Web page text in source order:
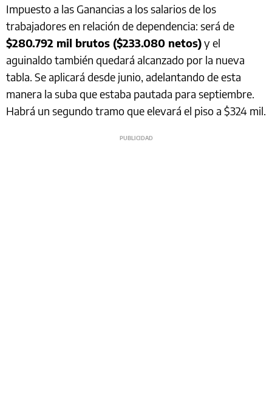
Impuesto a las Ganancias a los salarios de los
trabajadores en relación de dependencia: será de
$280.792 mil brutos ($233.080 netos)y el
aguinaldo también quedará alcanzado por la nueva
tabla. Se aplicará desde junio, adelantando de esta
manera la suba que estaba pautada para septiembre.
Habrá un segundo tramo que elevará el piso a $324 mil.